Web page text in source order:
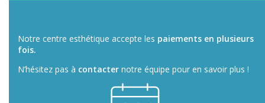
Notre centre esthétique accepte les paiements en plusieurs
fois.
N’hésitez pas à contacter notre équipe pour en savoir plus !